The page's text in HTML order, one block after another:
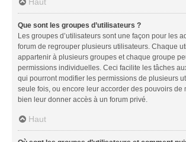
Que sont les groupes d’utilisateurs ?
Les groupes d’utilisateurs sont une façon pour les
forum de regrouper plusieurs utilisateurs. Chaque
appartenir à plusieurs groupes et chaque groupe
permissions individuelles. Ceci facilite les tâches
qui pourront modifier les permissions de plusieurs
seule fois, ou encore leur accorder des pouvoirs de
bien leur donner accès à un forum privé.
Haut